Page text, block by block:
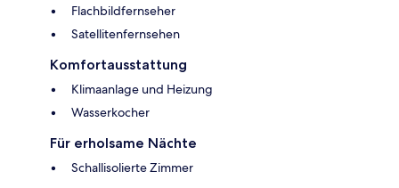
Flachbildfernseher
Satellitenfernsehen
Komfortausstattung
Klimaanlage und Heizung
Wasserkocher
Für erholsame Nächte
Schallisolierte Zimmer